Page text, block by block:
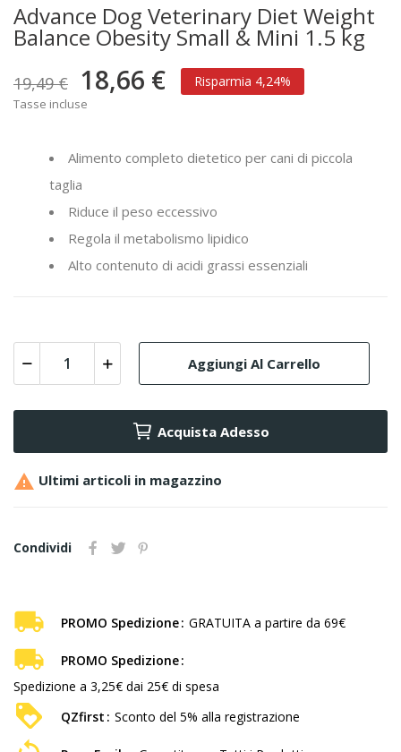
Advance Dog Veterinary Diet Weight
Balance Obesity Small & Mini 1.5 kg
19,49 € 18,66 € Risparmia 4,24%
Tasse incluse
Alimento completo dietetico per cani di piccola
taglia
Riduce il peso eccessivo
Regola il metabolismo lipidico
Alto contenuto di acidi grassi essenziali
Aggiungi Al Carrello
Acquista Adesso
 Ultimi articoli in magazzino
Condividi
PROMO Spedizione GRATUITA a partire da 69€
PROMO Spedizione
Spedizione a 3,25€ dai 25€ di spesa
QZfirst
Sconto del 5% alla registrazione